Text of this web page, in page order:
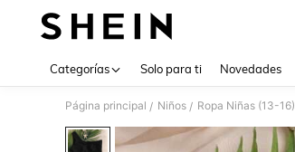
Categorías Solo para ti Novedades
Página principal / Niños / Ropa Niñas (13-16)